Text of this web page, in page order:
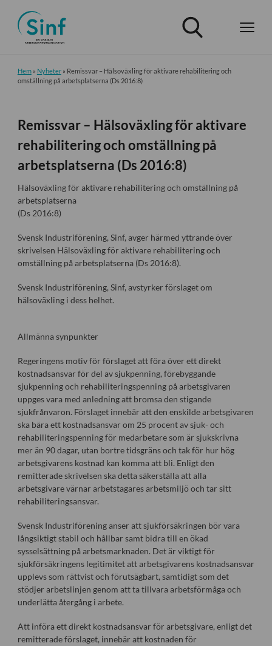
Hem» Nyheter» Remissvar – Hälsoväxling för aktivare rehabilitering och
omställning på arbetsplatserna (Ds 2016:8)
Remissvar – Hälsoväxling för aktivare
rehabilitering och omställning på
arbetsplatserna (Ds 2016:8)
Hälsoväxling för aktivare rehabilitering och omställning på
arbetsplatserna
(Ds 2016:8)
Svensk Industriförening, Sinf, avger härmed yttrande över
skrivelsen Hälsoväxling för aktivare rehabilitering och
omställning på arbetsplatserna (Ds 2016:8).
Svensk Industriförening, Sinf, avstyrker förslaget om
hälsoväxling i dess helhet.
Allmänna synpunkter
Regeringens motiv för förslaget att föra över ett direkt
kostnadsansvar för del av sjukpenning, förebyggande
sjukpenning och rehabiliteringspenning på arbetsgivaren
uppges vara med anledning att bromsa den stigande
sjukfrånvaron. Förslaget innebär att den enskilde arbetsgivaren
ska bära ett kostnadsansvar om 25 procent av sjuk- och
rehabiliteringspenning för medarbetare som är sjukskrivna
mer än 90 dagar, utan bortre tidsgräns och tak för hur hög
arbetsgivarens kostnad kan komma att bli. Enligt den
remitterade skrivelsen ska detta säkerställa att alla
arbetsgivare värnar arbetstagares arbetsmiljö och tar sitt
rehabiliteringsansvar.
Svensk Industriförening anser att sjukförsäkringen bör vara
långsiktigt stabil och hållbar samt bidra till en ökad
sysselsättning på arbetsmarknaden. Det är viktigt för
sjukförsäkringens legitimitet att arbetsgivarens kostnadsansvar
upplevs som rättvist och förutsägbart, samtidigt som det
stödjer arbetslinjen genom att ta tillvara arbetsförmåga och
underlätta återgång i arbete.
Att införa ett direkt kostnadsansvar för arbetsgivare, enligt det
remitterade förslaget, innebär att kostnaden för